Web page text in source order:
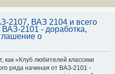
2107, ВАЗ 2104 и всего
2101 - доработка,
о
«Клуб любителей классики
ряда начиная от ВАЗ-2101 -